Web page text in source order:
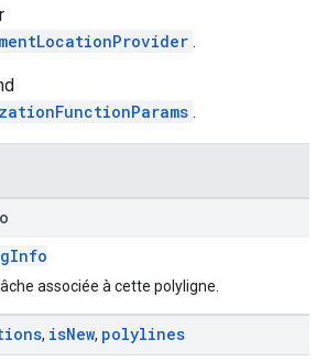
.
.
associée à cette polyligne.
, isNew, polylines